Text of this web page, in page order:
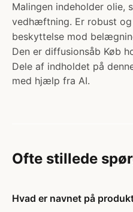
Malingen indeholder olie,
vedhæftning. Er robust
beskyttelse mod
Den er diffusionsåb Køb
Dele af indholdet på
med hjælp fra AI.
Ofte stillede
Hvad er navnet på